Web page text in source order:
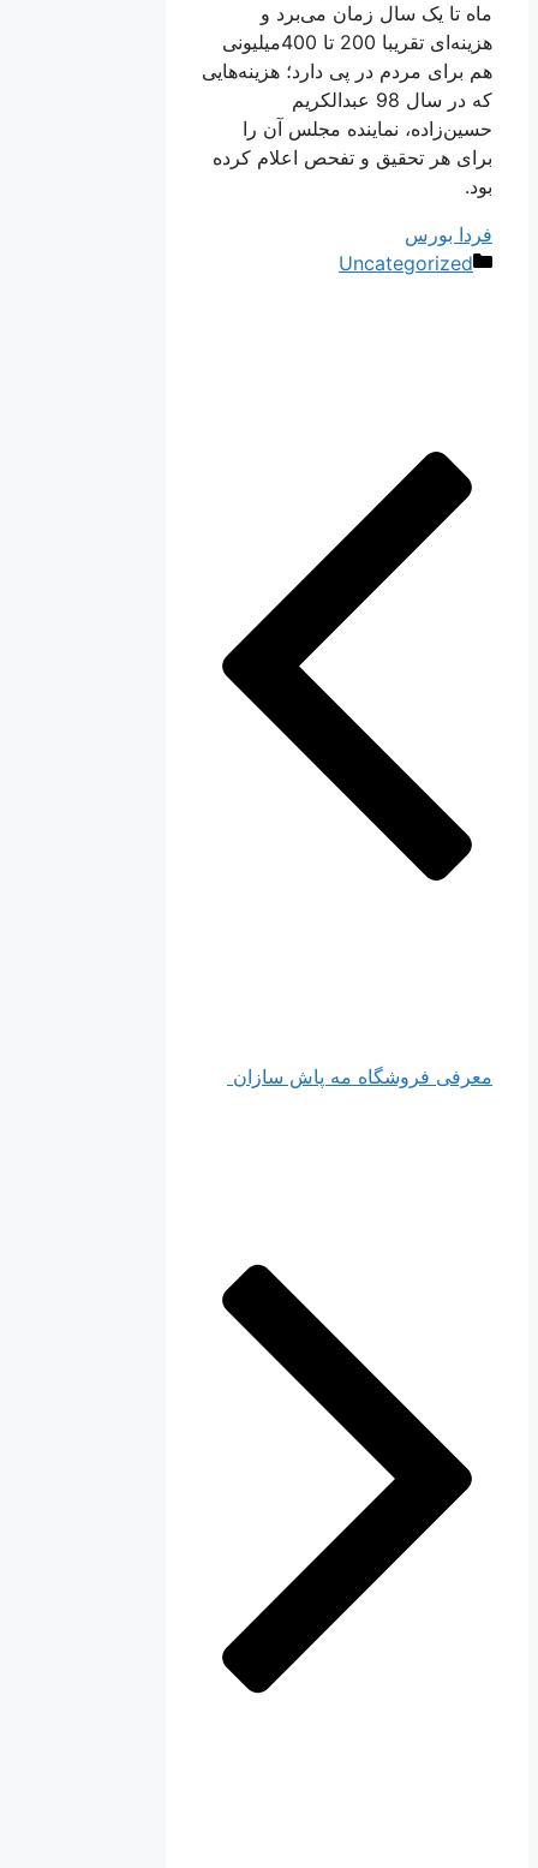
ماه تا یک سال زمان می‌برد و
هزینه‌ای تقریبا 200 تا 400‌میلیونی
هم برای مردم در پی دارد؛ هزینه‌هایی
که در سال 98 عبدالکریم
حسین‌زاده، نماینده مجلس آن را
برای هر تحقیق و تفحص اعلام کرده
بود.
فردا بورس
دسته‌ها
Uncategorized
معرفی فروشگاه مه پاش سازان